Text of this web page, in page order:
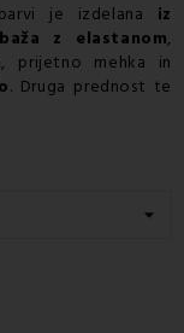
je izdelana iz
z elastanom,
, prijetno mehka in
. Druga prednost te